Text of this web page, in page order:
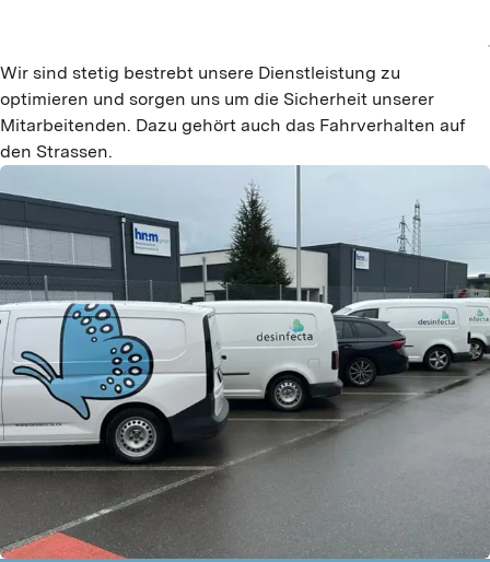
Wir sind stetig bestrebt unsere Dienstleistung zu
optimieren und sorgen uns um die Sicherheit unserer
Mitarbeitenden. Dazu gehört auch das Fahrverhalten auf
den Strassen.